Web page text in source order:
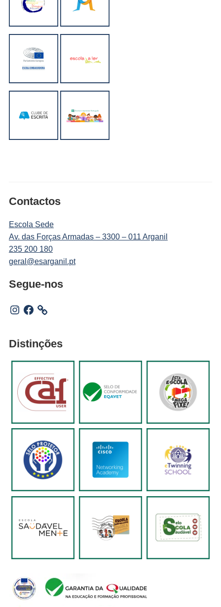
Contactos
Escola Sede
Av. das Forças Armadas – 3300 – 011 Arganil
235 200 180
geral@esarganil.pt
Segue-nos
Instagram
Facebook
Distinções